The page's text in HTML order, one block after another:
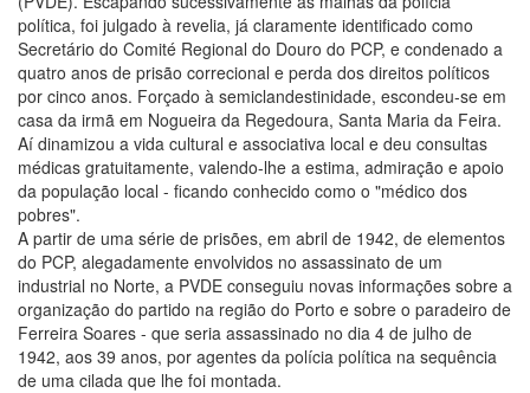
política, foi julgado à revelia, já claramente identificado como
Secretário do Comité Regional do Douro do PCP, e condenado a
quatro anos de prisão correcional e perda dos direitos políticos
por cinco anos. Forçado à semiclandestinidade, escondeu-se em
casa da irmã em Nogueira da Regedoura, Santa Maria da Feira.
Aí dinamizou a vida cultural e associativa local e deu consultas
médicas gratuitamente, valendo-lhe a estima, admiração e apoio
da população local - ficando conhecido como o "médico dos
pobres".
A partir de uma série de prisões, em abril de 1942, de elementos
do PCP, alegadamente envolvidos no assassinato de um
industrial no Norte, a PVDE conseguiu novas informações sobre a
organização do partido na região do Porto e sobre o paradeiro de
Ferreira Soares - que seria assassinado no dia 4 de julho de
1942, aos 39 anos, por agentes da polícia política na sequência
de uma cilada que lhe foi montada.